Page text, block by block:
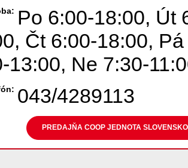
Po 6:00-18:00, Út
Čt 6:00-18:00,
13:00, Ne 7:30-
043/4289113
PREDAJŇA COOP JEDNOTA